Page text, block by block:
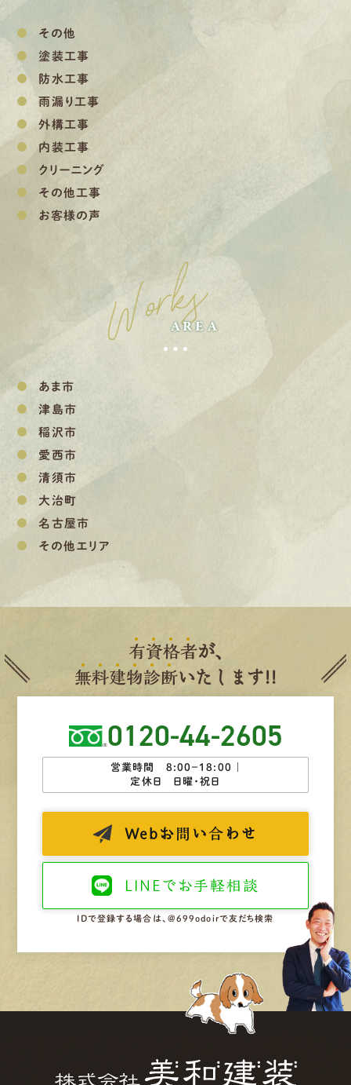
その他
塗装工事
防水工事
雨漏り工事
外構工事
内装工事
クリーニング
その他工事
お客様の声
Works
AREA
あま市
津島市
稲沢市
愛西市
清須市
大治町
名古屋市
その他エリア
有資格者が、
無料建物診断いたします!!
0120-44-2605
営業時間 8:00−18:00 ｜
定休日 日曜・祝日
Web お問い合わせ
LINEで お手軽相談
IDで登録する場合は、@699odoirで友だち検索